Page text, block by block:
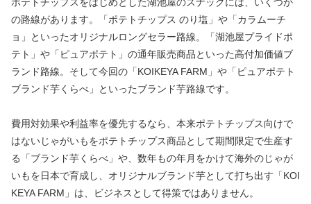
ポテトチップスをはじめとした湖池屋のスナックには、いくつか
の路線があります。「ポテトチップス のり塩」や「カラムーチ
ョ」といったオリジナルロングセラー路線。「湖池屋プライドポ
テト」や「ピュアポテト」の通年販売商品といった高付加価値ブ
ランド路線。そして今回の「KOIKEYA FARM」や「ピュアポテト
ブランド芋くらべ」といったブランド芋路線です。
費用対効果や利益率を優先するなら、本来ポテトチップス向けで
はないじゃがいもをポテトチップス商品として期間限定で生産す
る「ブランド芋くらべ」や、数年もの年月をかけて海外のじゃが
いもを日本で育成し、オリジナルブランド芋として打ち出す「KOI
KEYA FARM」は、ビジネスとして得策ではありません。